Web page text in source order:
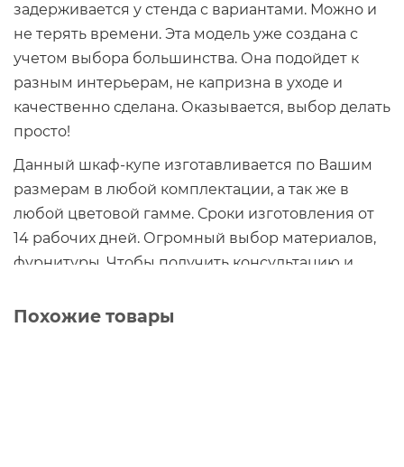
задерживается у стенда с вариантами. Можно и
не терять времени. Эта модель уже создана с
учетом выбора большинства. Она подойдет к
разным интерьерам, не капризна в уходе и
качественно сделана. Оказывается, выбор делать
просто!
Данный шкаф-купе изготавливается по Вашим
размерам в любой комплектации, а так же в
любой цветовой гамме. Сроки изготовления от
14 рабочих дней. Огромный выбор материалов,
фурнитуры. Чтобы получить консультацию и
нужно обратиться в Мебельный салон Татьяна
Похожие товары